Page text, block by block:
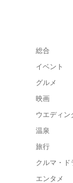
総合
イベント
グルメ
映画
ウエディン
温泉
旅行
クルマ・ド
エンタメ